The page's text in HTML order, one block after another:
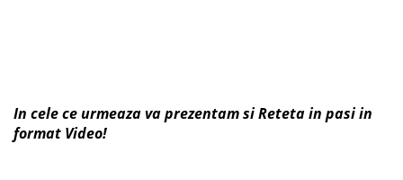
In cele ce urmeaza va prezentam si Reteta in pasi in
format Video!